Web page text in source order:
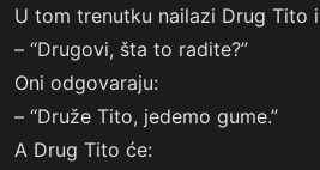
U tom trenutku nailazi Drug Tito
– “Drugovi, šta to radite?”
Oni odgovaraju:
– “Druže Tito, jedemo gume.”
A Drug Tito će: